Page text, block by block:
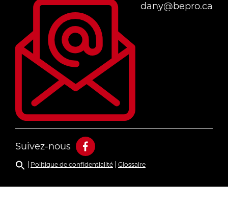
dany@bepro.ca
Suivez-nous
Politique de confidentialité Glossaire